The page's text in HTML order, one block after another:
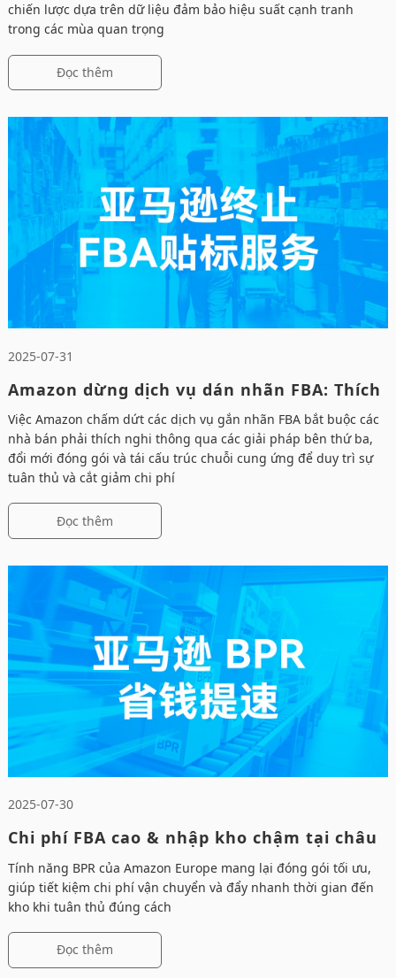
chiến lược dựa trên dữ liệu đảm bảo hiệu suất cạnh tranh
trong các mùa quan trọng
Đọc thêm
2025-07-31
Amazon dừng dịch vụ dán nhãn FBA: Thích
ứng chuỗi cung ứng
Việc Amazon chấm dứt các dịch vụ gắn nhãn FBA bắt buộc các
nhà bán phải thích nghi thông qua các giải pháp bên thứ ba,
đổi mới đóng gói và tái cấu trúc chuỗi cung ứng để duy trì sự
tuân thủ và cắt giảm chi phí
Đọc thêm
2025-07-30
Chi phí FBA cao & nhập kho chậm tại châu
Âu? Amazon giải quyết!
Tính năng BPR của Amazon Europe mang lại đóng gói tối ưu,
giúp tiết kiệm chi phí vận chuyển và đẩy nhanh thời gian đến
kho khi tuân thủ đúng cách
Đọc thêm